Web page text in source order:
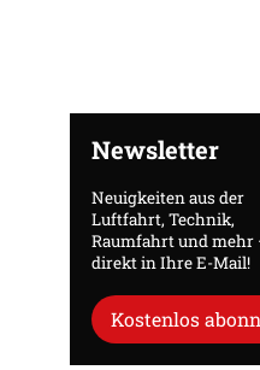
Newsletter
Neuigkeiten aus der
Luftfahrt, Technik,
Raumfahrt und mehr
direkt in Ihre E-Mail!
Kostenlos